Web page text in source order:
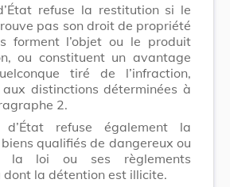
refuse la restitution si le
pas son droit de propriété
forment l’objet ou le produit
ou constituent un avantage
tiré de l’infraction,
distinctions déterminées à
2.
d’État refuse également la
qualifiés de dangereux ou
la loi ou ses règlements
dont la détention est illicite.